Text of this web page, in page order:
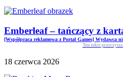
Emberleaf – tańczący z
[Współpraca reklamowa z Portal Games] Wydawca
Ten tekst
18 czerwca 2026